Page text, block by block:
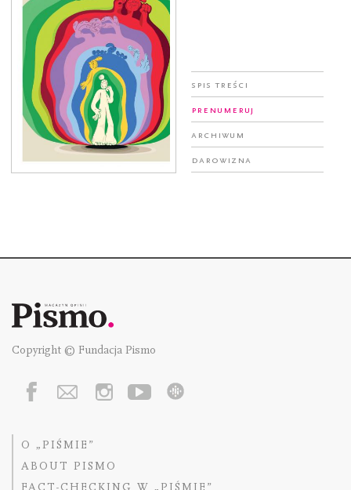
Spis treści
Prenumeruj
Archiwum
Darowizna
Copyright © Fundacja Pismo
O „PIŚMIE”
ABOUT PISMO